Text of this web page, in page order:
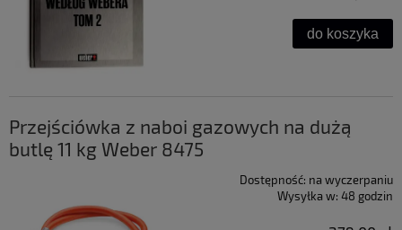
do koszyka
Przejściówka z naboi gazowych na dużą
butlę 11 kg Weber 8475
Dostępność: na wyczerpaniu
Wysyłka w: 48 godzin